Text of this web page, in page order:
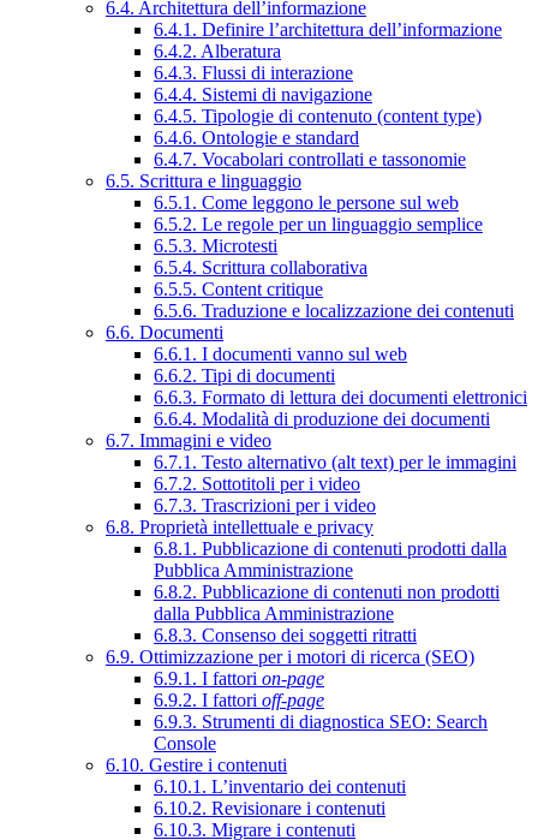
6.4. Architettura dell’informazione
6.4.1. Definire l’architettura dell’informazione
6.4.2. Alberatura
6.4.3. Flussi di interazione
6.4.4. Sistemi di navigazione
6.4.5. Tipologie di contenuto (content type)
6.4.6. Ontologie e standard
6.4.7. Vocabolari controllati e tassonomie
6.5. Scrittura e linguaggio
6.5.1. Come leggono le persone sul web
6.5.2. Le regole per un linguaggio semplice
6.5.3. Microtesti
6.5.4. Scrittura collaborativa
6.5.5. Content critique
6.5.6. Traduzione e localizzazione dei contenuti
6.6. Documenti
6.6.1. I documenti vanno sul web
6.6.2. Tipi di documenti
6.6.3. Formato di lettura dei documenti elettronici
6.6.4. Modalità di produzione dei documenti
6.7. Immagini e video
6.7.1. Testo alternativo (alt text) per le immagini
6.7.2. Sottotitoli per i video
6.7.3. Trascrizioni per i video
6.8. Proprietà intellettuale e privacy
6.8.1. Pubblicazione di contenuti prodotti dalla
Pubblica Amministrazione
6.8.2. Pubblicazione di contenuti non prodotti
dalla Pubblica Amministrazione
6.8.3. Consenso dei soggetti ritratti
6.9. Ottimizzazione per i motori di ricerca (SEO)
6.9.1. I fattori on-page
6.9.2. I fattori off-page
6.9.3. Strumenti di diagnostica SEO: Search
Console
6.10. Gestire i contenuti
6.10.1. L’inventario dei contenuti
6.10.2. Revisionare i contenuti
6.10.3. Migrare i contenuti